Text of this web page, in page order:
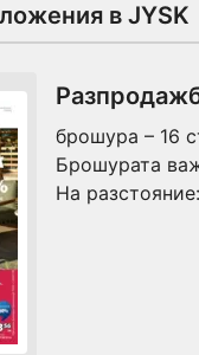
в JYSK
брошура – 16
Брошурата
На разстояние: